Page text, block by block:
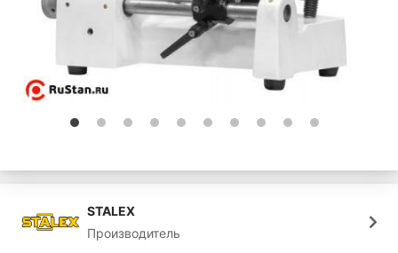
STALEX
Производитель